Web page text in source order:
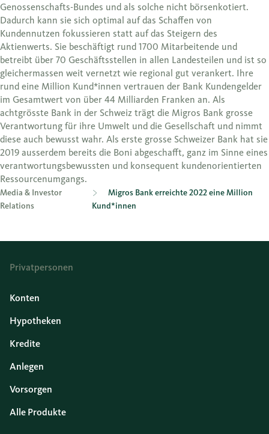
Genossenschafts-Bundes und als solche nicht börsenkotiert.
Dadurch kann sie sich optimal auf das Schaffen von
Kundennutzen fokussieren statt auf das Steigern des
Aktienwerts. Sie beschäftigt rund 1700 Mitarbeitende und
betreibt über 70 Geschäftsstellen in allen Landesteilen und ist so
gleichermassen weit vernetzt wie regional gut verankert. Ihre
rund eine Million Kund*innen vertrauen der Bank Kundengelder
im Gesamtwert von über 44 Milliarden Franken an. Als
achtgrösste Bank in der Schweiz trägt die Migros Bank grosse
Verantwortung für ihre Umwelt und die Gesellschaft und nimmt
diese auch bewusst wahr. Als erste grosse Schweizer Bank hat sie
2019 ausserdem bereits die Boni abgeschafft, ganz im Sinne eines
verantwortungsbewussten und konsequent kundenorientierten
Ressourcenumgangs.
Media & Investor
Relations
Migros Bank erreichte 2022 eine Million
Kund*innen
Privatpersonen
Konten
Hypotheken
Kredite
Anlegen
Vorsorgen
Alle Produkte